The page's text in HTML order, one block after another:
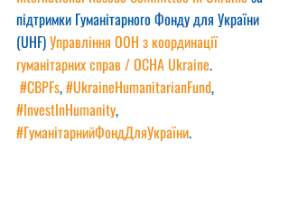
підтримки Гуманітарного Фонду для України
(UHF) Управління ООН з координації
гуманітарних справ / OCHA Ukraine.
#CBPFs, #UkraineHumanitarianFund,
#InvestInHumanity,
#ГуманітарнийФондДляУкраїни.